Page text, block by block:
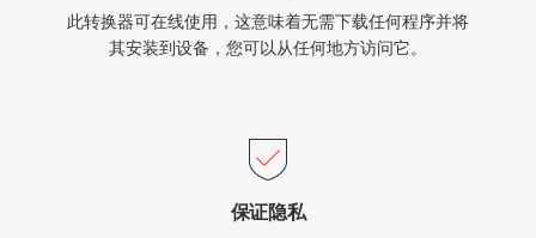
此转换器可在线使用，这意味着无需下载任何程序并将
其安装到设备，您可以从任何地方访问它。
保证隐私